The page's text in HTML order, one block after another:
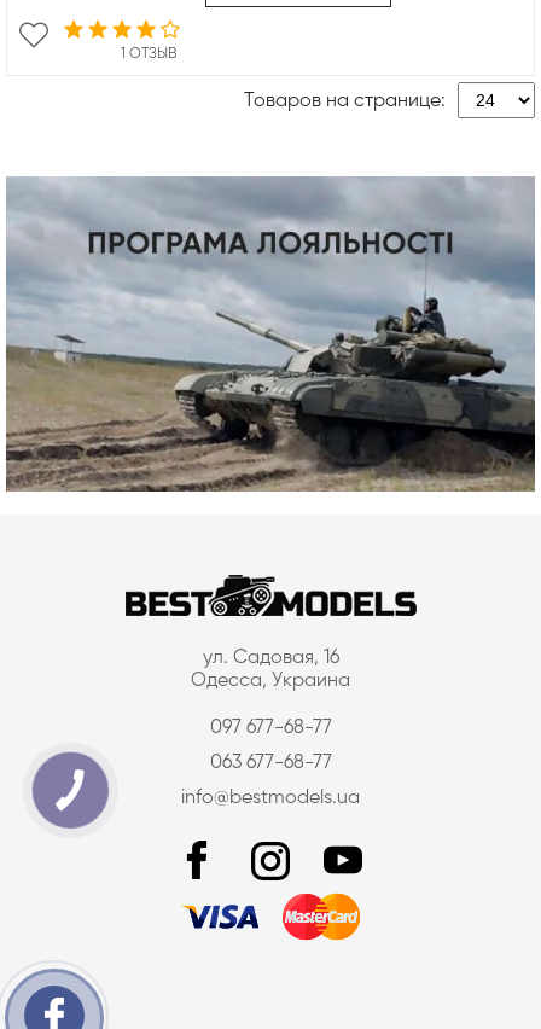
1 ОТЗЫВ
Товаров на странице:
ул. Садовая, 16
Одесса, Украина
097 677-68-77
063 677-68-77
info@bestmodels.ua